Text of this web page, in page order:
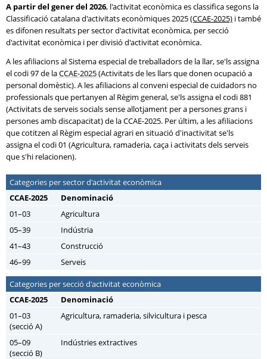
A partir del gener del 2026, l'activitat econòmica es classifica segons la
Classificació catalana d'activitats econòmiques 2025(CCAE-2025) i també
es difonen resultats per sector d'activitat econòmica, per secció
d'activitat econòmica i per divisió d'activitat econòmica.
A les afiliacions al Sistema especial de treballadors de la llar, se'ls assigna
el codi 97 de laCCAE-2025(Activitats de les llars que donen ocupació a
personal domèstic). A les afiliacions al conveni especial de cuidadors no
professionals que pertanyen al Règim general, se'ls assigna el codi 881
(Activitats de serveis socials sense allotjament per a persones grans i
persones amb discapacitat) de la CCAE-2025. Per últim, a les afiliacions
que cotitzen al Règim especial agrari en situació d'inactivitat se'ls
assigna el codi 01 (Agricultura, ramaderia, caça i activitats dels serveis
que s'hi relacionen).
Categories per sector d'activitat econòmica
CCAE-2025
Denominació
01–03
Agricultura
05–39
Indústria
41–43
Construcció
46–99
Serveis
Categories per secció d'activitat econòmica
CCAE-2025
Denominació
01–03
(secció A)
Agricultura, ramaderia, silvicultura i pesca
05–09
(secció B)
Indústries extractives